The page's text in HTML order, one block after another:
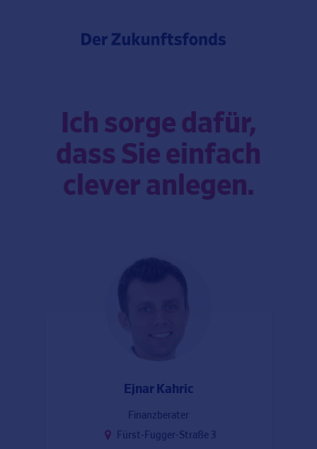
Ich sorge dafür,
dass Sie einfach
clever anlegen.
Ejnar Kahric
Finanzberater
Fürst-Fugger-Straße 3